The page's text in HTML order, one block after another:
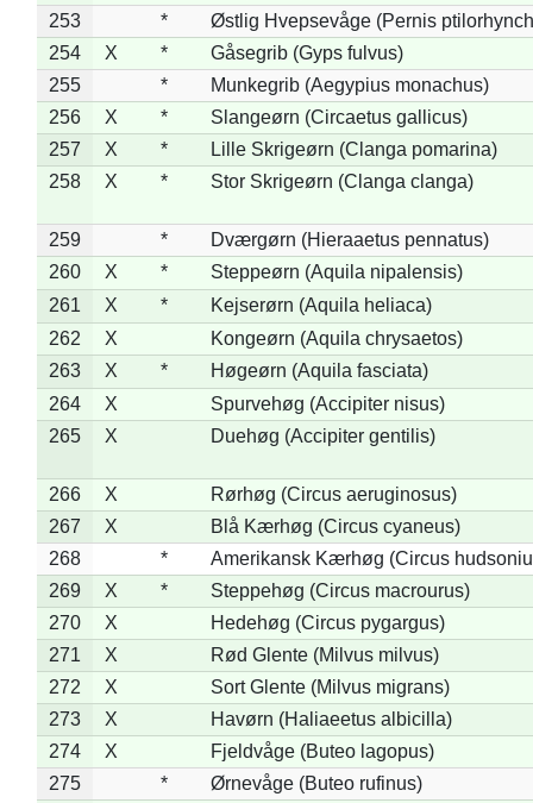
253
*
Østlig Hvepsevåge (Pernis
254
X *
Gåsegrib (Gyps fulvus)
255
*
Munkegrib (Aegypius monachus)
256
X *
Slangeørn (Circaetus gallicus)
257
X *
Lille Skrigeørn (Clanga pomarina)
258
X * Stor Skrigeørn (Clanga clanga)
259 *
Dværgørn (Hieraaetus pennatus)
260
X *
Steppeørn (Aquila nipalensis)
261
X *
Kejserørn (Aquila heliaca)
262
X
Kongeørn (Aquila chrysaetos)
263
X *
Høgeørn (Aquila fasciata)
264
X
Spurvehøg (Accipiter nisus)
265
X Duehøg (Accipiter gentilis)
266 X
Rørhøg (Circus aeruginosus)
267
X
Blå Kærhøg (Circus cyaneus)
268
*
Amerikansk Kærhøg (Circus
269
X *
Steppehøg (Circus macrourus)
270
X
Hedehøg (Circus pygargus)
271
X
Rød Glente (Milvus milvus)
272
X
Sort Glente (Milvus migrans)
273
X
Havørn (Haliaeetus albicilla)
274
X
Fjeldvåge (Buteo lagopus)
275
*
Ørnevåge (Buteo rufinus)